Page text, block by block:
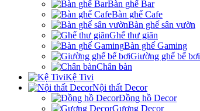
Bàn ghế Bar
Bàn ghế Cafe
Bàn ghế sân vườn
Ghế thư giãn
Bàn ghế Gaming
Giường ghế bể bơi
Chân bàn
Kệ Tivi
Nội thất Decor
Đồng hồ Decor
Gương Decor